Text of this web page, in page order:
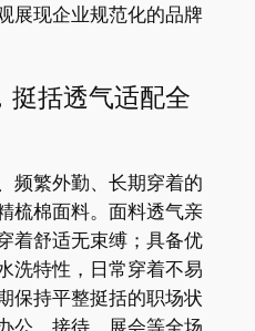
展现企业规范化的品牌
挺括透气适配全
频繁外勤、长期穿着的
梳棉面料。面料透气亲
着舒适无束缚；具备优
洗特性，日常穿着不易
保持平整挺括的职场状